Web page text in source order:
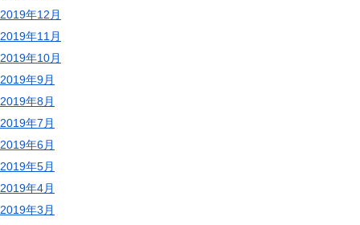
2019年12月
2019年11月
2019年10月
2019年9月
2019年8月
2019年7月
2019年6月
2019年5月
2019年4月
2019年3月